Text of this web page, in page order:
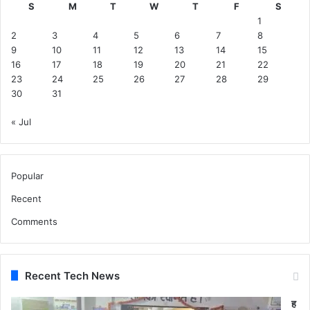
S M T W T F
S
1
2
3 4 5 6 7
8
9
10 11 12 13 14
15
16
17 18 19 20 21
22
23
24 25 26 27 28
29
30
31
« Jul
Popular
Recent
Comments
Recent Tech News
ह